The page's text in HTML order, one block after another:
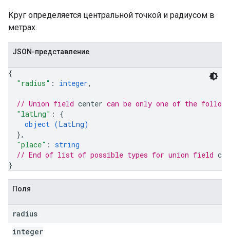
Круг определяется центральной точкой и радиусом в
метрах.
JSON-представление
{
"radius" : integer,
// Union field center can be only one of the
"latLng" : {
object (LatLng)
},
"place" : string
// End of list of possible types for union field
}
Поля
radius
integer